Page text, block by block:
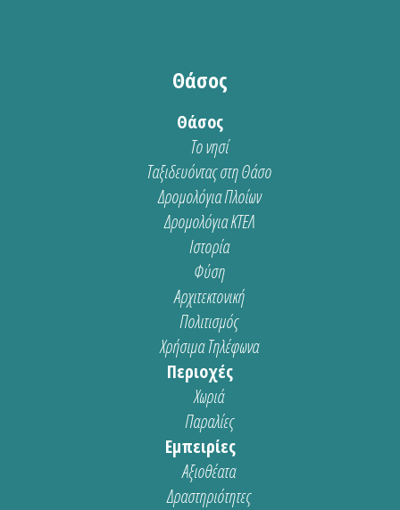
Θάσος
Θάσος
Το νησί
Ταξιδευόντας στη Θάσο
Δρομολόγια Πλοίων
Δρομολόγια ΚΤΕΛ
Ιστορία
Φύση
Αρχιτεκτονική
Πολιτισμός
Χρήσιμα Τηλέφωνα
Περιοχές
Χωριά
Παραλίες
Εμπειρίες
Αξιοθέατα
Δραστηριότητες